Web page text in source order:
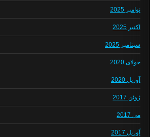
نوامبر 2025
اکتبر 2025
سپتامبر 2025
جولای 2020
آوریل 2020
ژوئن 2017
می 2017
آوریل 2017